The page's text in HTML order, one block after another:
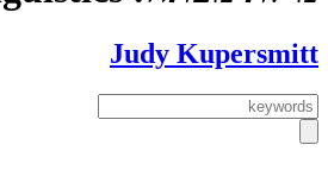
Judy Kupersmitt